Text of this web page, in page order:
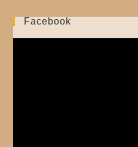
Facebook